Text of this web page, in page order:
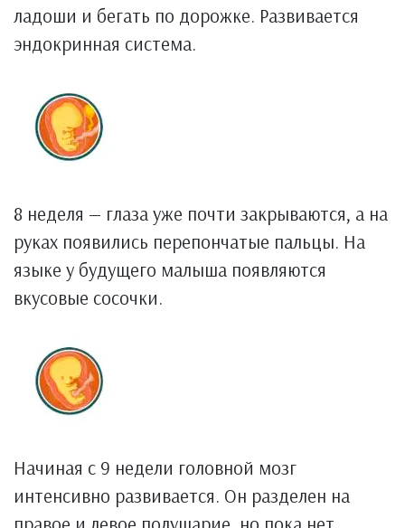
ладоши и бегать по дорожке. Развивается
эндокринная система.
8 неделя — глаза уже почти закрываются, а на
руках появились перепончатые пальцы. На
языке у будущего малыша появляются
вкусовые сосочки.
Начиная с 9 недели головной мозг
интенсивно развивается. Он разделен на